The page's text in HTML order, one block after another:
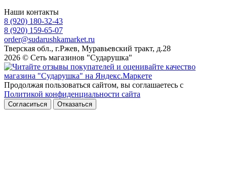
Наши контакты
8 (920) 180-32-43
8 (920) 159-65-07
order@sudarushkamarket.ru
Тверская обл., г.Ржев, Муравьевский тракт, д.28
2026 © Сеть магазинов "Сударушка"
Продолжая пользоваться сайтом, вы соглашаетесь с
Политикой конфиденциальности сайта
Согласиться Отказаться